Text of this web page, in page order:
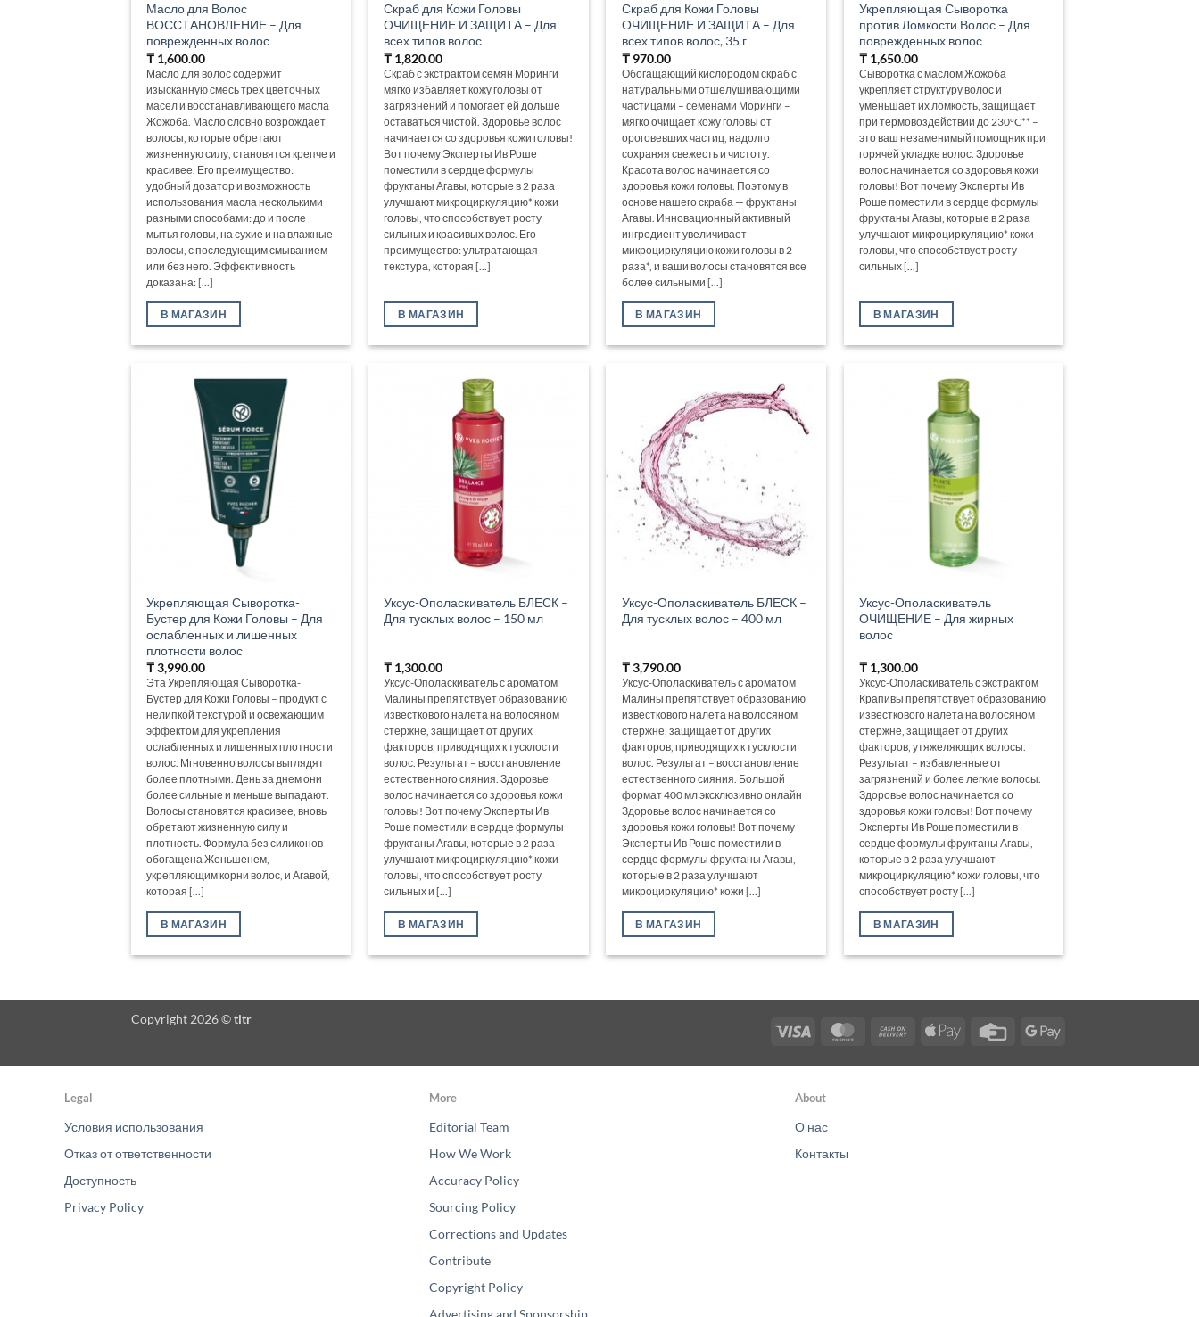
Масло для Волос
ВОССТАНОВЛЕНИЕ – Для
поврежденных волос
₸ 1,600.00
Масло для волос содержит
изысканную смесь трех цветочных
масел и восстанавливающего масла
Жожоба. Масло словно возрождает
волосы, которые обретают
жизненную силу, становятся крепче и
красивее. Его преимущество:
удобный дозатор и возможность
использования масла несколькими
разными способами: до и после
мытья головы, на сухие и на влажные
волосы, с последующим смыванием
или без него. Эффективность
доказана: [...]
В МАГАЗИН
Скраб для Кожи Головы
ОЧИЩЕНИЕ И ЗАЩИТА – Для
всех типов волос
₸ 1,820.00
Скраб с экстрактом семян Моринги
мягко избавляет кожу головы от
загрязнений и помогает ей дольше
оставаться чистой. Здоровье волос
начинается со здоровья кожи головы!
Вот почему Эксперты Ив Роше
поместили в сердце формулы
фруктаны Агавы, которые в 2 раза
улучшают микроциркуляцию* кожи
головы, что способствует росту
сильных и красивых волос. Его
преимущество: ультратающая
текстура, которая [...]
В МАГАЗИН
Скраб для Кожи Головы
ОЧИЩЕНИЕ И ЗАЩИТА – Для
всех типов волос, 35 г
₸970.00
Обогащающий кислородом скраб с
натуральными отшелушивающими
частицами – семенами Моринги –
мягко очищает кожу головы от
ороговевших частиц, надолго
сохраняя свежесть и чистоту.
Красота волос начинается со
здоровья кожи головы. Поэтому в
основе нашего скраба — фруктаны
Агавы. Инновационный активный
ингредиент увеличивает
микроциркуляцию кожи головы в 2
раза*, и ваши волосы становятся все
более сильными [...]
В МАГАЗИН
Укрепляющая Сыворотка
против Ломкости Волос – Для
поврежденных волос
₸1,650.00
Сыворотка с маслом Жожоба
укрепляет структуру волос и
уменьшает их ломкость, защищает
при термовоздействии до 230°C** –
это ваш незаменимый помощник при
горячей укладке волос. Здоровье
волос начинается со здоровья кожи
головы! Вот почему Эксперты Ив
Роше поместили в сердце формулы
фруктаны Агавы, которые в 2 раза
улучшают микроциркуляцию* кожи
головы, что способствует росту
сильных [...]
В МАГАЗИН
Укрепляющая Сыворотка-
Бустер для Кожи Головы – Для
ослабленных и лишенных
плотности волос
₸3,990.00
Эта Укрепляющая Сыворотка-
Бустер для Кожи Головы – продукт с
нелипкой текстурой и освежающим
эффектом для укрепления
ослабленных и лишенных плотности
волос. Мгновенно волосы выглядят
более плотными. День за днем они
более сильные и меньше выпадают.
Волосы становятся красивее, вновь
обретают жизненную силу и
плотность. Формула без силиконов
обогащена Женьшенем,
укрепляющим корни волос, и Агавой,
которая [...]
В МАГАЗИН
Уксус-Ополаскиватель БЛЕСК –
Для тусклых волос – 150 мл
₸ 1,300.00
Уксус-Ополаскиватель с ароматом
Малины препятствует образованию
известкового налета на волосяном
стержне, защищает от других
факторов, приводящих к тусклости
волос. Результат – восстановление
естественного сияния. Здоровье
волос начинается со здоровья кожи
головы! Вот почему Эксперты Ив
Роше поместили в сердце формулы
фруктаны Агавы, которые в 2 раза
улучшают микроциркуляцию* кожи
головы, что способствует росту
сильных и [...]
В МАГАЗИН
Уксус-Ополаскиватель БЛЕСК –
Для тусклых волос – 400 мл
₸3,790.00
Уксус-Ополаскиватель с ароматом
Малины препятствует образованию
известкового налета на волосяном
стержне, защищает от других
факторов, приводящих к тусклости
волос. Результат – восстановление
естественного сияния. Большой
формат 400 мл эксклюзивно онлайн
Здоровье волос начинается со
здоровья кожи головы! Вот почему
Эксперты Ив Роше поместили в
сердце формулы фруктаны Агавы,
которые в 2 раза улучшают
микроциркуляцию* кожи [...]
В МАГАЗИН
Уксус-Ополаскиватель
ОЧИЩЕНИЕ – Для жирных
волос
₸1,300.00
Уксус-Ополаскиватель с экстрактом
Крапивы препятствует образованию
известкового налета на волосяном
стержне, защищает от других
факторов, утяжеляющих волосы.
Результат – избавленные от
загрязнений и более легкие волосы.
Здоровье волос начинается со
здоровья кожи головы! Вот почему
Эксперты Ив Роше поместили в
сердце формулы фруктаны Агавы,
которые в 2 раза улучшают
микроциркуляцию* кожи головы, что
способствует росту [...]
В МАГАЗИН
Visa MasterCardCash
Delivery
Apple
Credit
Google
Copyright 2026 ©titr
Legal
Условия использования
Отказ от ответственности
Доступность
Privacy Policy
More
Editorial Team
How We Work
Accuracy Policy
Sourcing Policy
Corrections and Updates
Contribute
Copyright Policy
Advertising and Sponsorship
About
О нас
Контакты